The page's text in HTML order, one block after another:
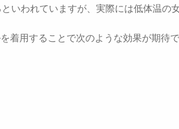
いわれていますが、実際には低体温の
着用することで次のような効果が期待